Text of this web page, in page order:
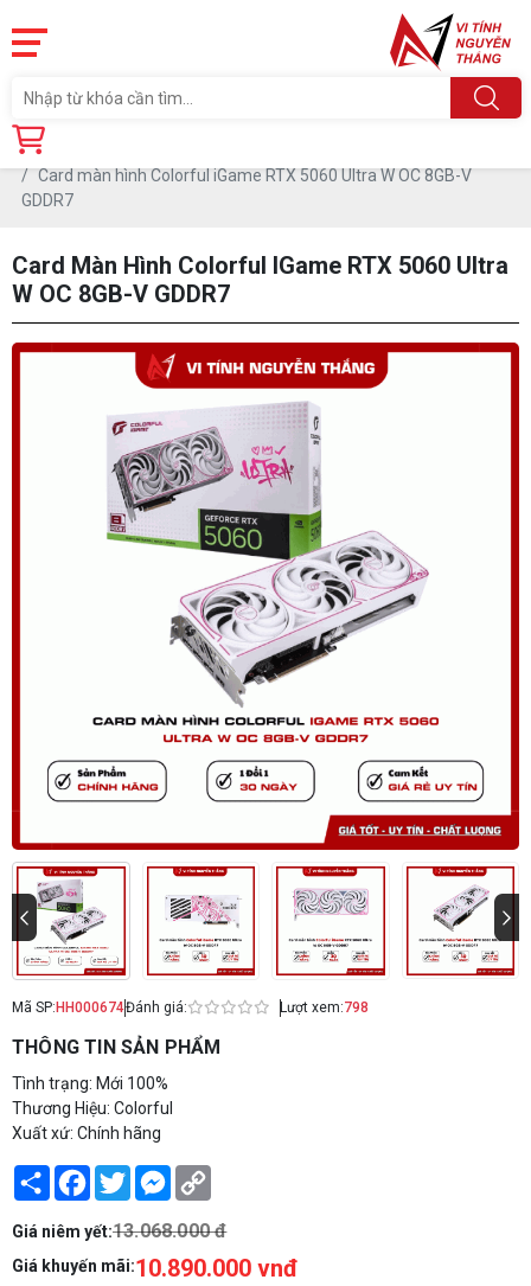
Trang chủ
Card màn hình Colorful iGame RTX 5060 Ultra W OC 8GB-V
GDDR7
Card Màn Hình Colorful IGame RTX 5060 Ultra
W OC 8GB-V GDDR7
Mã SP: HH000674Đánh giá: Lượt xem:798
THÔNG TIN SẢN PHẨM
Tình trạng: Mới 100%
Thương Hiệu: Colorful
Xuất xứ: Chính hãng
Share Facebook
TwitterMessenger
Giá niêm yết:13.068.000 đ
Giá khuyến mãi:10.890.000 vnđ